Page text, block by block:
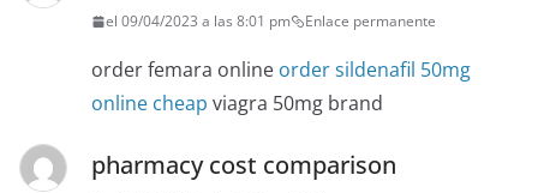
el 09/04/2023 a las 8:01 pm Enlace permanente
order femara online order sildenafil 50mg
online cheap viagra 50mg brand
pharmacy cost comparison